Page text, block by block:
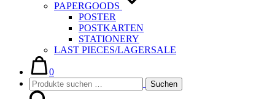
PAPERGOODS
POSTER
POSTKARTEN
STATIONERY
LAST PIECES/LAGERSALE
Warenkorb
0im
Warenkorb
Suche-
Schalter
Suchen
nach:
Suchen